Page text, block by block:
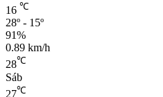
16 ℃
28º - 15º
91%
0.89 km/h
28℃
Sáb
27℃